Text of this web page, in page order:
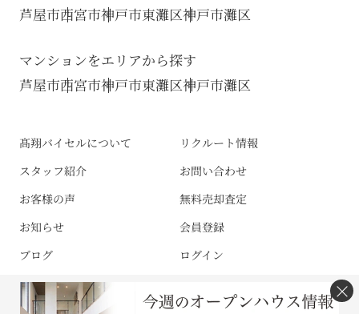
芦屋市西宮市神戸市東灘区神戸市灘区
マンションをエリアから探す
芦屋市西宮市神戸市東灘区神戸市灘区
髙翔バイセルについて
リクルート情報
スタッフ紹介
お問い合わせ
お客様の声
無料売却査定
お知らせ
会員登録
ブログ
ログイン
×